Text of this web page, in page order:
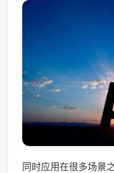
同时应用在很多场景